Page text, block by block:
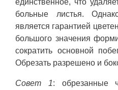
больные листья.
является гарантией
большого значения
сократить основной
Обрезать разрешено и
Совет 1: обрезанные